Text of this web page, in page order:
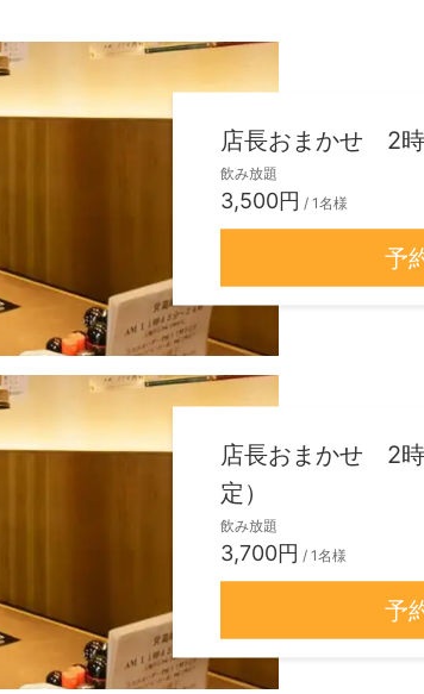
店長おまかせ 2
飲み放題
3,500円 / 1名様
予
店長おまかせ 2
定）
飲み放題
3,700円 / 1名様
予